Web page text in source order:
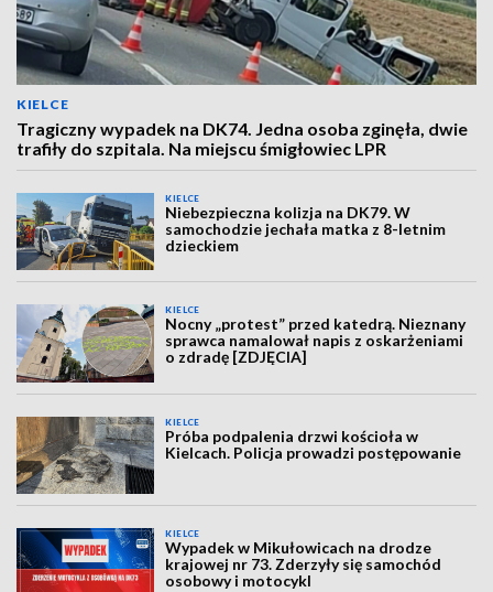
KIELCE
Tragiczny wypadek na DK74. Jedna osoba zginęła, dwie
trafiły do szpitala. Na miejscu śmigłowiec LPR
KIELCE
Niebezpieczna kolizja na DK79. W
samochodzie jechała matka z 8-letnim
dzieckiem
KIELCE
Nocny „protest” przed katedrą. Nieznany
sprawca namalował napis z oskarżeniami
o zdradę [ZDJĘCIA]
KIELCE
Próba podpalenia drzwi kościoła w
Kielcach. Policja prowadzi postępowanie
KIELCE
Wypadek w Mikułowicach na drodze
krajowej nr 73. Zderzyły się samochód
osobowy i motocykl